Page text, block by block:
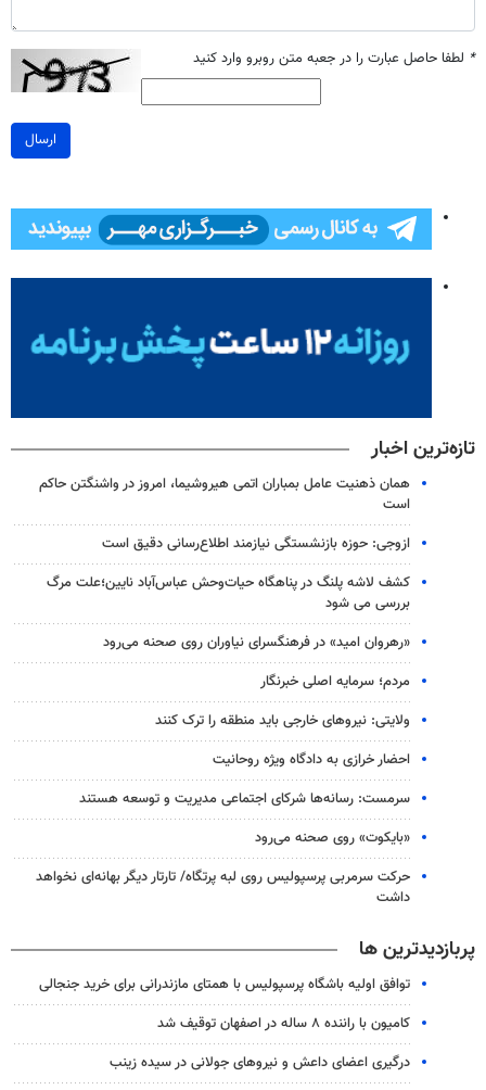
* لطفا حاصل عبارت را در جعبه متن روبرو وارد کنید
ارسال
تازه‌ترین اخبار
همان ذهنیت عامل بمباران اتمی هیروشیما، امروز در واشنگتن حاکم
است
ازوجی: حوزه بازنشستگی نیازمند اطلاع‌رسانی دقیق است
کشف لاشه پلنگ در پناهگاه حیات‌وحش عباس‌آباد نایین؛علت مرگ
بررسی می شود
«رهروان امید» در فرهنگسرای نیاوران روی صحنه می‌رود
مردم؛ سرمایه اصلی خبرنگار
ولایتی: نیروهای خارجی باید منطقه را ترک کنند
احضار خرازی به دادگاه ویژه روحانیت
سرمست: رسانه‌ها شرکای اجتماعی مدیریت و توسعه هستند
«بایکوت» روی صحنه می‌رود
حرکت سرمربی پرسپولیس روی لبه پرتگاه/ تارتار دیگر بهانه‌ای نخواهد
داشت
پربازدیدترین ها
توافق اولیه باشگاه پرسپولیس با همتای مازندرانی برای خرید جنجالی
کامیون با راننده ۸ ساله در اصفهان توقیف شد
درگیری اعضای داعش و نیروهای جولانی در سیده زینب